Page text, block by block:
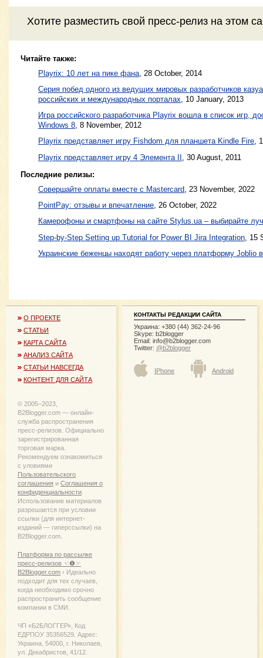
Хотите разместить свой пресс-релиз на этом
Читайте также:
Playrix: 10 лет на пике фана 28 October, 2014
Серия побед одного из ведущих мировых разработчиков
российских и международных порталах
10 January, 2013
Игра российского разработчика Playrix вошла в список игр,
Windows 8, 8 November, 2012
Playrix представляет игру Fishdom для планшета Kindle Fire,
Playrix представляет игру 4 Элемента II 30 August, 2011
Последние релизы:
Совершайте оплаты вместе с Mastercard , 23 November, 2022
PointPay: отзывы и впечатление, 26 October, 2022
Камерофоны и смартфоны на сайте Stylus.ua – выбирайте
Step-by-Step Setting up Tutorial for Power BI Jira Integration , 15
Украинские беженцы находят работу через платформу Joblio
О ПРОЕКТЕ
СТАТЬИ
КАРТА САЙТА
АНАЛИЗ САЙТА
СТАТЬИ НАВСЕГДА
КОНТЕНТ ДЛЯ САЙТА
© 2005−2023,
B2Blogger.com — онлайн-
служба распространения
пресс-релизов. Официально
зарегистрированная
торговая марка.
Рекомендуем ознакомиться
с уловиями
Пользовательского
соглашения и Соглашения о
конфиденциальности.
Использование материалов
разрешается при условии
ссылки (для интернет-
изданий — гиперссылки) на
B2Blogger.com.
Платформа по рассылке
пресс-релизов ☜❶☞
B2Blogger.com › Идеально
подходит для тех случаев,
когда необходимо срочно
распространить сообщение
компании в СМИ.
ЧП «Б2БЛОГГЕР», Код
ЕДРПОУ 35356529. Адрес:
Украина, 54000, г. Николаев,
ул. Декабристов, 41/12.
КОНТАКТЫ РЕДАКЦИИ САЙТА
Украина: +380 (44) 362-24-96
Skype: b2blogger
Email: info@b2blogger.com
Twitter: @b2blogger
IPhone Android